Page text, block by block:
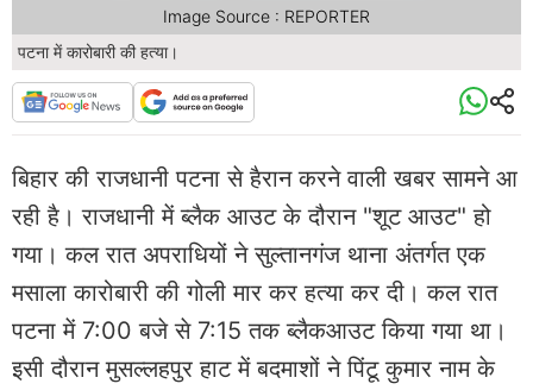
पटना में कारोबारी की हत्या।
Image Source : REPORTER
बिहार की राजधानी पटना से हैरान करने वाली खबर सामने आ
रही है। राजधानी में ब्लैक आउट के दौरान "शूट आउट" हो
गया। कल रात अपराधियों ने सुल्तानगंज थाना अंतर्गत एक
मसाला कारोबारी की गोली मार कर हत्या कर दी। कल रात
पटना में 7:00 बजे से 7:15 तक ब्लैकआउट किया गया था।
इसी दौरान मुसल्लहपुर हाट में बदमाशों ने पिंटू कुमार नाम के